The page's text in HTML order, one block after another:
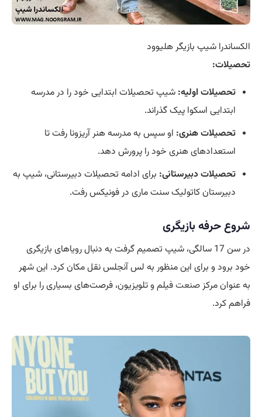
الکساندرا شیپ بازیگر هلیوود
تحصیلات:
تحصیلات اولیه: شیپ تحصیلات ابتدایی خود را در مدرسه
ابتدایی اسکوا پیک گذراند.
تحصیلات هنری: او سپس به مدرسه هنر آریزونا رفت تا
استعدادهای هنری خود را پرورش دهد.
تحصیلات دبیرستانی: برای ادامه تحصیلات دبیرستانی، شیپ به
دبیرستان کاتولیک سنت ماری در فونیکس رفت.
شروع حرفه بازیگری
در سن 17 سالگی، شیپ تصمیم گرفت به دنبال رویاهای بازیگری
خود برود و برای این منظور به لس آنجلس نقل مکان کرد. این شهر
به عنوان مرکزصنعتفیلم و تلویزیون، فرصت‌های بسیاری را برای او
فراهم کرد.